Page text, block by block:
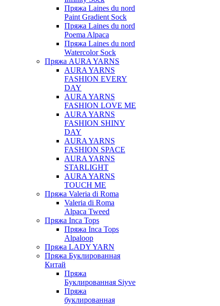
Пряжа Laines du nord
Paint Gradient Sock
Пряжа Laines du nord
Poema Alpaca
Пряжа Laines du nord
Watercolor Sock
Пряжа AURA YARNS
AURA YARNS
FASHION EVERY
DAY
AURA YARNS
FASHION LOVE ME
AURA YARNS
FASHION SHINY
DAY
AURA YARNS
FASHION SPACE
AURA YARNS
STARLIGHT
AURA YARNS
TOUCH ME
Пряжа Valeria di Roma
Valeria di Roma
Alpaca Tweed
Пряжа Inca Tops
Пряжа Inca Tops
Alpaloop
Пряжа LADY YARN
Пряжа Буклированная
Китай
Пряжа
Буклированная Siyve
Пряжа
буклированная